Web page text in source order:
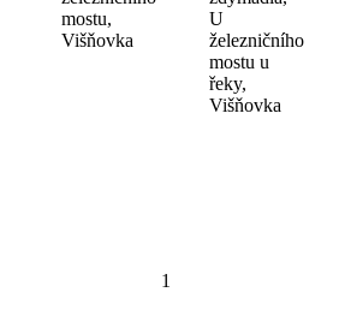
mostu,
Višňovka
U
železničního
mostu u
řeky,
Višňovka
1